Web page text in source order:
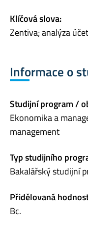
Klíčová slova:
Zentiva; analýza
Informace o
Studijní program /
Ekonomika a
management
Typ studijního
Bakalářský studijní
Přidělovaná
Bc.